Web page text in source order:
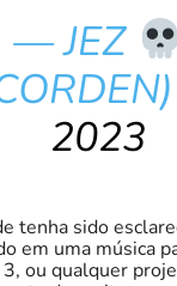
— JEZ
2023
tenha sido
em uma música
ou qualquer